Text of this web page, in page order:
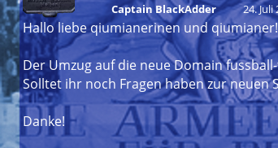
Captain BlackAdder 24. Juli
Hallo liebe qiumianerinen und qiumianer!
Der Umzug auf die neue Domain
Solltet ihr noch Fragen haben zur neuen
Danke!